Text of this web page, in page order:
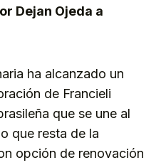
Dejan Ojeda a
ha alcanzado un
de Francieli
que se une al
que resta de la
opción de renovación